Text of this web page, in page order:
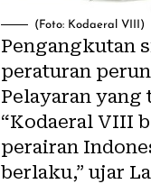
(Foto: Kodaeral VIII)
Pengangkutan
peraturan
Pelayaran yang
“Kodaeral VIII
perairan
berlaku,” ujar